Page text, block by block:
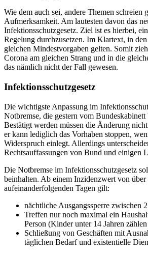
Wie dem auch sei, andere Themen schreien
Aufmerksamkeit. Am lautesten davon das
Infektionsschutzgesetz. Ziel ist es hierbei,
Regelung durchzusetzen. Im Klartext, in
gleichen Mindestvorgaben gelten. Somit
Corona am gleichen Strang und in die
das nämlich nicht der Fall gewesen.
Infektionsschutzgesetz
Die wichtigste Anpassung im
Notbremse, die gestern vom Bundeskabinett
Bestätigt werden müssen die Änderung
er kann lediglich das Vorhaben stoppen,
Widerspruch einlegt. Allerdings
Rechtsauffassungen von Bund und einigen
Die Notbremse im Infektionsschutzgesetz
beinhalten. Ab einem Inzidenzwert von über
aufeinanderfolgenden Tagen gilt:
nächtliche Ausgangssperre zwischen
Treffen nur noch maximal ein
Person (Kinder unter 14 Jahren
Schließung von Geschäften mit
täglichen Bedarf und existentielle